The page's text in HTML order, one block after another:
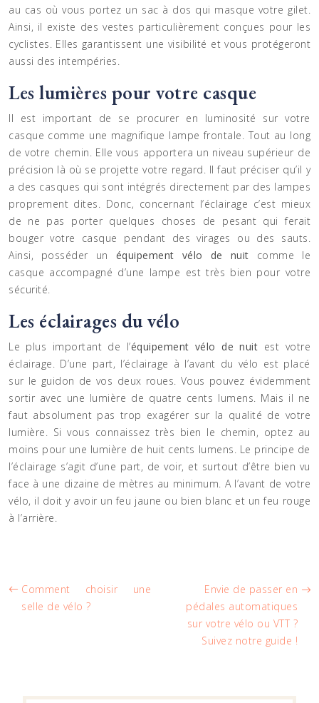
au cas où vous portez un sac à dos qui masque votre gilet.
Ainsi, il existe des vestes particulièrement conçues pour les
cyclistes. Elles garantissent une visibilité et vous protégeront
aussi des intempéries.
Les lumières pour votre casque
Il est important de se procurer en luminosité sur votre
casque comme une magnifique lampe frontale. Tout au long
de votre chemin. Elle vous apportera un niveau supérieur de
précision là où se projette votre regard. Il faut préciser qu’il y
a des casques qui sont intégrés directement par des lampes
proprement dites. Donc, concernant l’éclairage c’est mieux
de ne pas porter quelques choses de pesant qui ferait
bouger votre casque pendant des virages ou des sauts.
Ainsi, posséder un équipement vélo de nuit comme le
casque accompagné d’une lampe est très bien pour votre
sécurité.
Les éclairages du vélo
Le plus important de l’équipement vélo de nuit est votre
éclairage. D’une part, l’éclairage à l’avant du vélo est placé
sur le guidon de vos deux roues. Vous pouvez évidemment
sortir avec une lumière de quatre cents lumens. Mais il ne
faut absolument pas trop exagérer sur la qualité de votre
lumière. Si vous connaissez très bien le chemin, optez au
moins pour une lumière de huit cents lumens. Le principe de
l’éclairage s’agit d’une part, de voir, et surtout d’être bien vu
face à une dizaine de mètres au minimum. A l’avant de votre
vélo, il doit y avoir un feu jaune ou bien blanc et un feu rouge
à l’arrière.
Comment choisir une
selle de vélo ?
Envie de passer en
pédales automatiques
sur votre vélo ou VTT ?
Suivez notre guide !